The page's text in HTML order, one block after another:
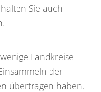
Sie auch
Landkreise
der
übertragen haben.